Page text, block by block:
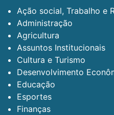
Ação social, Trabalho e
Administração
Agricultura
Assuntos Institucionais
Cultura e Turismo
Desenvolvimento
Educação
Esportes
Finanças